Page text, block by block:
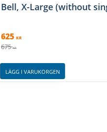
Bell, X-Large (without
625 KR
675 KR
LÄGG I VARUKORGEN